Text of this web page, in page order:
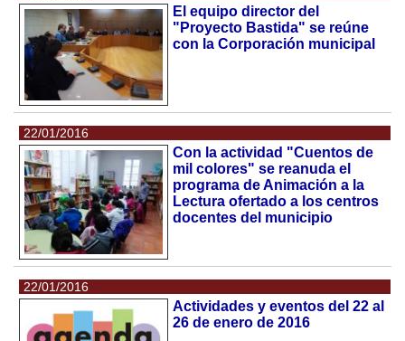
El equipo director del
"Proyecto Bastida" se reúne
con la Corporación municipal
22/01/2016
Con la actividad "Cuentos de
mil colores" se reanuda el
programa de Animación a la
Lectura ofertado a los centros
docentes del municipio
22/01/2016
Actividades y eventos del 22 al
26 de enero de 2016